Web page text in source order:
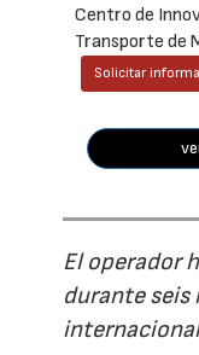
Centro de
Transporte de
Solicitar
El operador
durante seis